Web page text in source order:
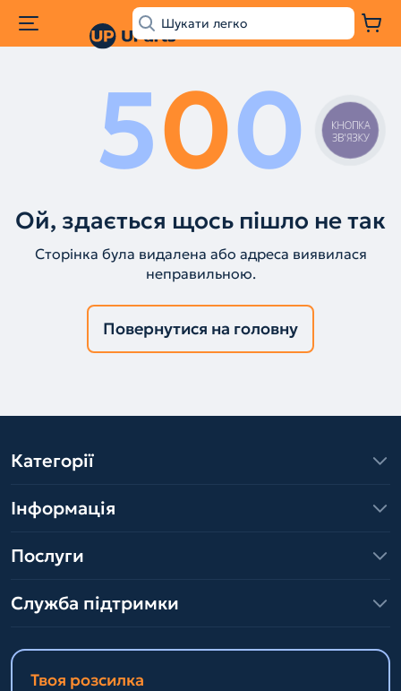
500
Ой, здається щось пішло не так
Сторінка була видалена або адреса виявилася
неправильною.
Повернутися на головну
Категорії
Інформація
Послуги
Служба підтримки
Твоя розсилка
КНОПКА
ЗВ'ЯЗКУ